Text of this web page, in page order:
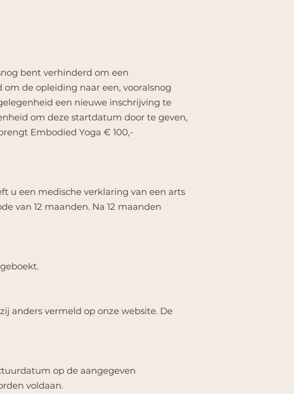
bent verhinderd om een
de opleiding naar een, vooralsnog
een nieuwe inschrijving te
om deze startdatum door te geven,
Embodied Yoga € 100,-
u een medische verklaring van een arts
van 12 maanden. Na 12 maanden
anders vermeld op onze website. De
op de aangegeven
voldaan.